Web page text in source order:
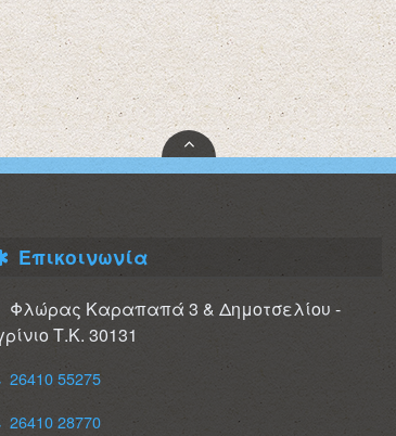
Επικοινωνία
Φλώρας Καραπαπά 3 & Δημοτσελίου -
Τ.Κ. 30131
26410 55275
26410 28770